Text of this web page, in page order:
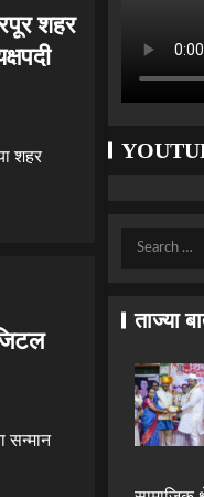
शहर
शहर
सन्मान
ताज्या